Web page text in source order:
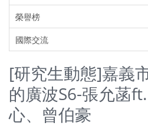
榮譽榜
國際交流
[研究生動態]嘉義
的廣波S6-張允菡
心、曾伯豪